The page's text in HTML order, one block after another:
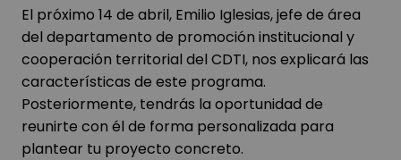
El próximo 14 de abril, Emilio Iglesias, jefe de área
del departamento de promoción institucional y
cooperación territorial del CDTI, nos explicará las
características de este programa.
Posteriormente, tendrás la oportunidad de
reunirte con él de forma personalizada para
plantear tu proyecto concreto.